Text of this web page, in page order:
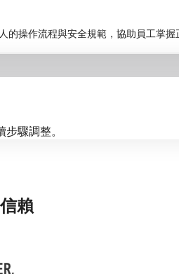
操作流程與安全規範，協助員工掌握
驟調整。
賴